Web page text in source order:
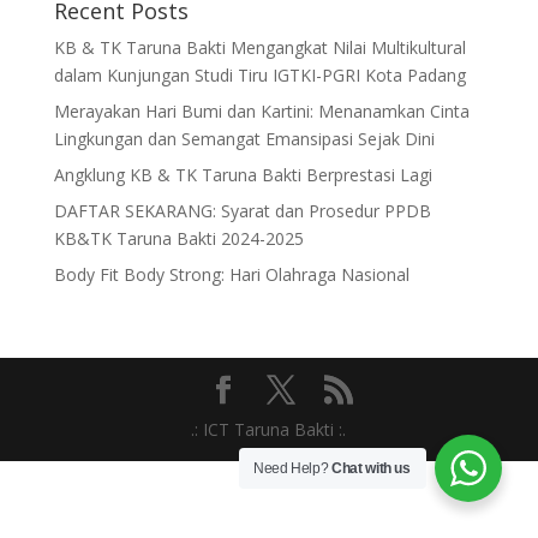
Recent Posts
KB & TK Taruna Bakti Mengangkat Nilai Multikultural
dalam Kunjungan Studi Tiru IGTKI-PGRI Kota Padang
Merayakan Hari Bumi dan Kartini: Menanamkan Cinta
Lingkungan dan Semangat Emansipasi Sejak Dini
Angklung KB & TK Taruna Bakti Berprestasi Lagi
DAFTAR SEKARANG: Syarat dan Prosedur PPDB
KB&TK Taruna Bakti 2024-2025
Body Fit Body Strong: Hari Olahraga Nasional
.: ICT Taruna Bakti :.
Need Help?Chat with us